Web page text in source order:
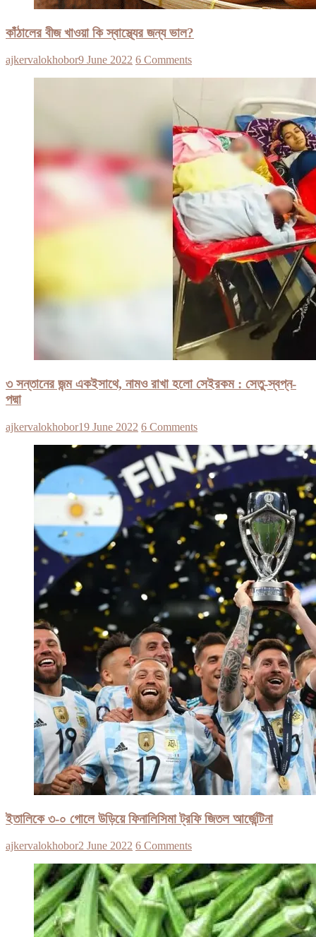
কাঁঠালের বীজ খাওয়া কি স্বাস্থ্যের জন্য ভাল?
ajkervalokhobor9 June 2022 6 Comments
৩ সন্তানের জন্ম একইসাথে, নামও রাখা হলো সেইরকম : সেতু-স্বপ্ন-
পদ্মা
ajkervalokhobor19 June 2022 6 Comments
ইতালিকে ৩-০ গোলে উড়িয়ে ফিনালিসিমা ট্রফি জিতল আর্জেন্টিনা
ajkervalokhobor2 June 2022 6 Comments